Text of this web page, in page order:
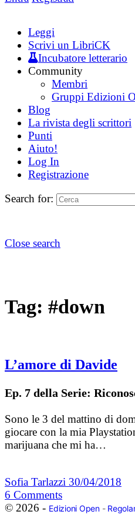
Leggi
Scrivi un LibriCK
Incubatore letterario
Community
Membri
Gruppi Edizioni
Blog
La rivista degli scrittori
Punti
Aiuto!
Log In
Registrazione
Search for:
Close search
Tag: #down
L’amore di Davide
Ep. 7 della Serie:
Sono le 3 del mattino di
giocare con la mia
marijuana che mi ha…
Sofia Tarlazzi 30/04/2018
6 Comments
© 2026 - Edizioni Open-